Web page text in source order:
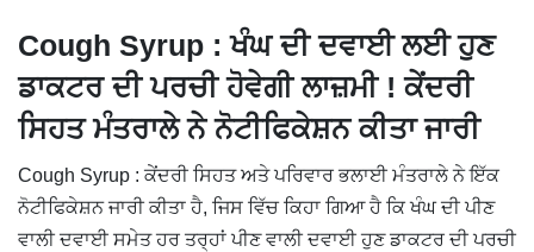
Cough Syrup : ਖੰਘ ਦੀ ਦਵਾਈ ਲਈ ਹੁਣ
ਡਾਕਟਰ ਦੀ ਪਰਚੀ ਹੋਵੇਗੀ ਲਾਜ਼ਮੀ ! ਕੇਂਦਰੀ
ਸਿਹਤ ਮੰਤਰਾਲੇ ਨੇ ਨੋਟੀਫਿਕੇਸ਼ਨ ਕੀਤਾ ਜਾਰੀ
Cough Syrup : ਕੇਂਦਰੀ ਸਿਹਤ ਅਤੇ ਪਰਿਵਾਰ ਭਲਾਈ ਮੰਤਰਾਲੇ ਨੇ ਇੱਕ
ਨੋਟੀਫਿਕੇਸ਼ਨ ਜਾਰੀ ਕੀਤਾ ਹੈ, ਜਿਸ ਵਿੱਚ ਕਿਹਾ ਗਿਆ ਹੈ ਕਿ ਖੰਘ ਦੀ ਪੀਣ
ਵਾਲੀ ਦਵਾਈ ਸਮੇਤ ਹਰ ਤਰ੍ਹਾਂ ਪੀਣ ਵਾਲੀ ਦਵਾਈ ਹੁਣ ਡਾਕਟਰ ਦੀ ਪਰਚੀ